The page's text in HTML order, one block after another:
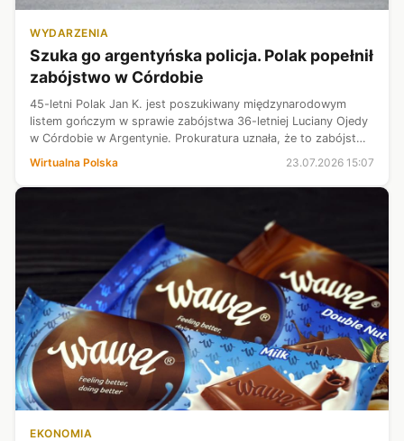
WYDARZENIA
Szuka go argentyńska policja. Polak popełnił
zabójstwo w Córdobie
45-letni Polak Jan K. jest poszukiwany międzynarodowym
listem gończym w sprawie zabójstwa 36-letniej Luciany Ojedy
w Córdobie w Argentynie. Prokuratura uznała, że to zabójstwo
związane z przemocą wobec kobiet. Para była w związku od
Wirtualna Polska 23.07.2026 15:07
EKONOMIA